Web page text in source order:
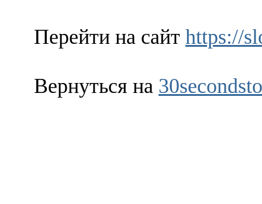
Перейти на сайт https://
Вернуться на